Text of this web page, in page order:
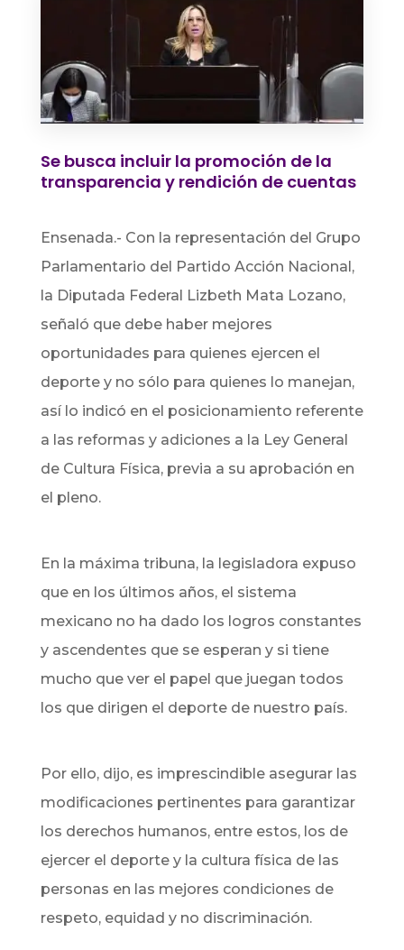
Se busca incluir la promoción de la
transparencia y rendición de cuentas
Ensenada.- Con la representación del Grupo
Parlamentario del Partido Acción Nacional,
la Diputada Federal Lizbeth Mata Lozano,
señaló que debe haber mejores
oportunidades para quienes ejercen el
deporte y no sólo para quienes lo manejan,
así lo indicó en el posicionamiento referente
a las reformas y adiciones a la Ley General
de Cultura Física, previa a su aprobación en
el pleno.
En la máxima tribuna, la legisladora expuso
que en los últimos años, el sistema
mexicano no ha dado los logros constantes
y ascendentes que se esperan y si tiene
mucho que ver el papel que juegan todos
los que dirigen el deporte de nuestro país.
Por ello, dijo, es imprescindible asegurar las
modificaciones pertinentes para garantizar
los derechos humanos, entre estos, los de
ejercer el deporte y la cultura física de las
personas en las mejores condiciones de
respeto, equidad y no discriminación.